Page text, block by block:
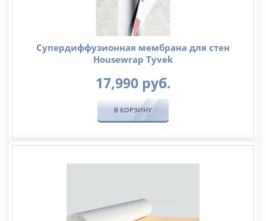
Супердиффузионная мембрана для стен
Housewrap Tyvek
17,990руб.
В КОРЗИНУ